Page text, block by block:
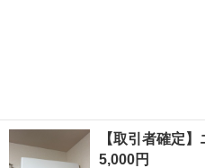
【取引者確定
5,000円